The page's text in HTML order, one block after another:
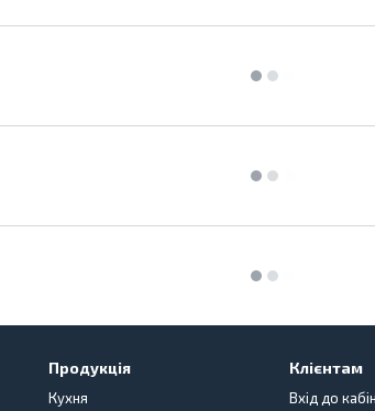
Продукція
Кухня
Клієнтам
Вхід до